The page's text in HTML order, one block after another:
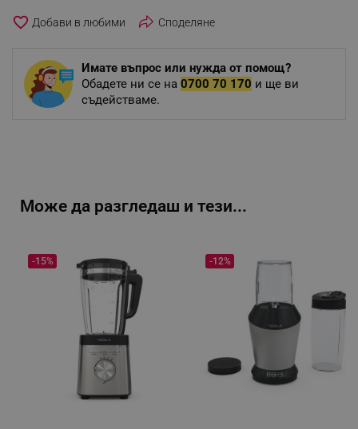
favorite_border Споделяне
Имате въпрос или нужда от помощ?
Обадете ни се на 0700 70 170 и ще ви
съдействаме.
Може да разгледаш и тези...
-15% -12%